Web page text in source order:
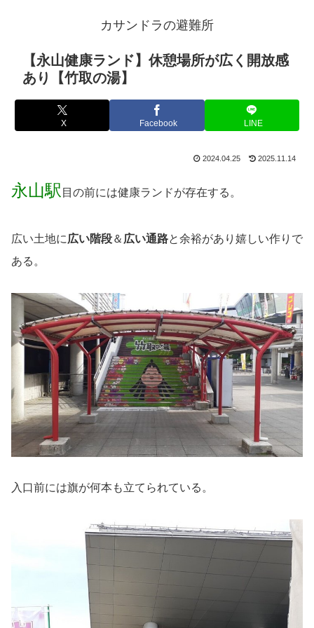
カサンドラの避難所
【永山健康ランド】休憩場所が広く開放感
あり【竹取の湯】
X Facebook LINE
2024.04.25 2025.11.14
永山駅 目の前には健康ランドが存在する。
広い土地に広い階段＆ 広い通路と余裕があり嬉しい作りで
ある。
入口前には旗が何本も立てられている。